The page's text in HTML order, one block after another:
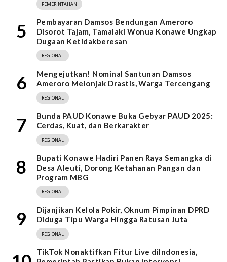
PEMERINTAHAN
5
Pembayaran Damsos Bendungan Ameroro
Disorot Tajam, Tamalaki Wonua Konawe Ungkap
Dugaan Ketidakberesan
REGIONAL
6
Mengejutkan! Nominal Santunan Damsos
Ameroro Melonjak Drastis, Warga Tercengang
REGIONAL
7
Bunda PAUD Konawe Buka Gebyar PAUD 2025:
Cerdas, Kuat, dan Berkarakter
REGIONAL
8
Bupati Konawe Hadiri Panen Raya Semangka di
Desa Aleuti, Dorong Ketahanan Pangan dan
Program MBG
REGIONAL
9
Dijanjikan Kelola Pokir, Oknum Pimpinan DPRD
Diduga Tipu Warga Hingga Ratusan Juta
REGIONAL
TikTok Nonaktifkan Fitur Live diIndonesia,